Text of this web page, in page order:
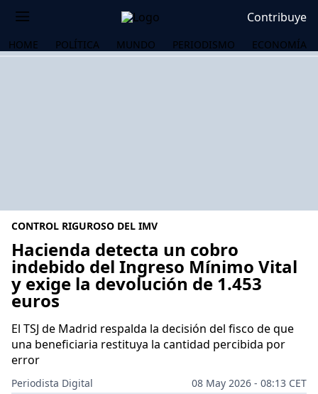
Contribuye
HOME POLÍTICA MUNDO PERIODISMO ECONOMÍA
CONTROL RIGUROSO DEL IMV
Hacienda detecta un cobro
indebido del Ingreso Mínimo Vital
y exige la devolución de 1.453
euros
El TSJ de Madrid respalda la decisión del fisco de que
una beneficiaria restituya la cantidad percibida por
error
Periodista Digital
08 May 2026 - 08:13 CET